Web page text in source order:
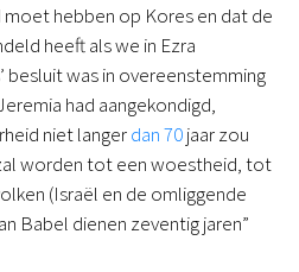
hebben op Kores en dat de
heeft als we in Ezra
besluit was in overeenstemming
had aangekondigd,
niet langerdan 70jaar zou
worden tot een woestheid, tot
(Israël en de omliggende
Babel dienen zeventig jaren”